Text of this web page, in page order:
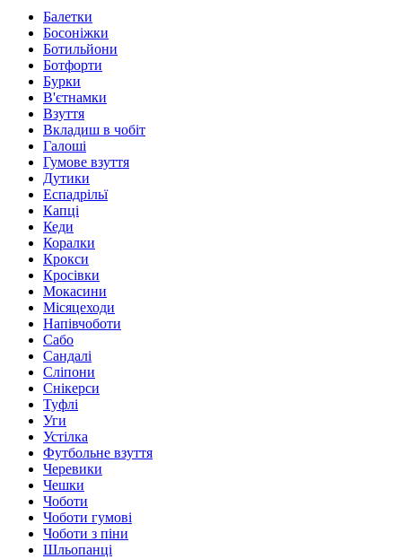
Балетки
Босоніжки
Ботильйони
Ботфорти
Бурки
В'єтнамки
Взуття
Вкладиш в чобіт
Галоші
Гумове взуття
Дутики
Еспадрільї
Капці
Кеди
Коралки
Крокси
Кросівки
Мокасини
Місяцеходи
Напівчоботи
Сабо
Сандалі
Сліпони
Снікерси
Туфлі
Уги
Устілка
Футбольне взуття
Черевики
Чешки
Чоботи
Чоботи гумові
Чоботи з піни
Шльопанці